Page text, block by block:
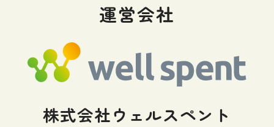
運営会社
株式会社ウェルスペント